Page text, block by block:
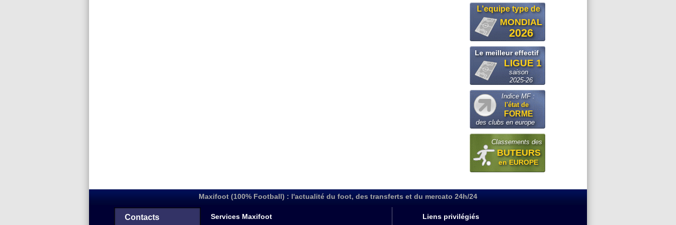
L'equipe type de
MONDIAL
2026
Le meilleur effectif
LIGUE 1
saison
2025-26
Indice MF :
l'état de
FORME
des clubs en europe
Classements des
BUTEURS
en EUROPE
Maxifoot (100% Football) : l'actualité du foot, des transferts et du mercato 24h/24
Contacts Services Maxifoot Liens privilégiés